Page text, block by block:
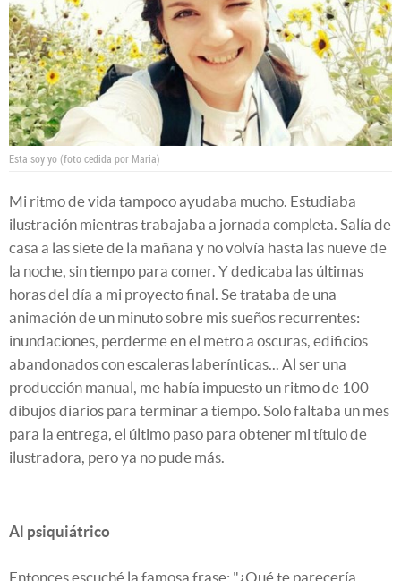
Esta soy yo (foto cedida por Maria)
Mi ritmo de vida tampoco ayudaba mucho. Estudiaba
ilustración mientras trabajaba a jornada completa. Salía de
casa a las siete de la mañana y no volvía hasta las nueve de
la noche, sin tiempo para comer. Y dedicaba las últimas
horas del día a mi proyecto final. Se trataba de una
animación de un minuto sobre mis sueños recurrentes:
inundaciones, perderme en el metro a oscuras, edificios
abandonados con escaleras laberínticas... Al ser una
producción manual, me había impuesto un ritmo de 100
dibujos diarios para terminar a tiempo. Solo faltaba un mes
para la entrega, el último paso para obtener mi título de
ilustradora, pero ya no pude más.
Al psiquiátrico
Entonces escuché la famosa frase: "¿Qué te parecería